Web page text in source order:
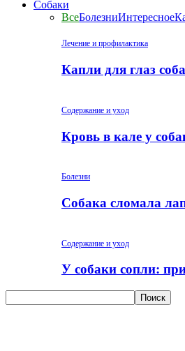
Собаки
ВсеБолезниИнтересное
Лечение и профилактика
Капли для глаз
Содержание и уход
Кровь в кале у
Болезни
Собака сломала
Содержание и уход
У собаки сопли: